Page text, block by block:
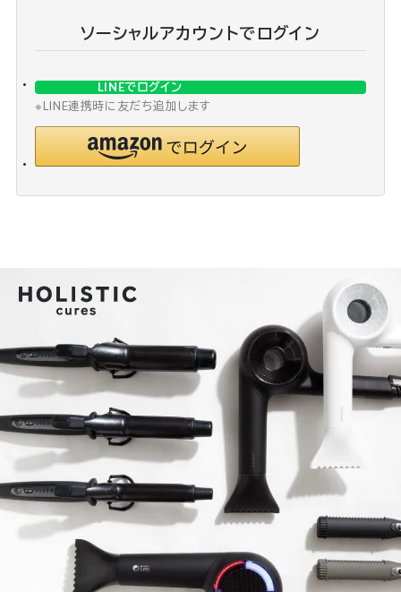
ソーシャルアカウントでログイン
LINEでログイン
※LINE連携時に友だち追加します